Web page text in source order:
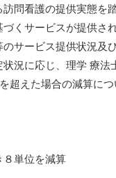
問看護の提供実態を
くサービスが提供さ
サービス提供状況及
況に応じ、理学 療法
超えた場合の減算に
８単位を減算